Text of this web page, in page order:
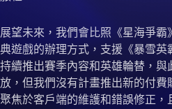
展望未來，我們會比照《星海爭
典遊戲的辦理方式，支援《暴雪
持續推出賽季內容和英雄輪替，與
放，但我們沒有計畫推出新的付
聚焦於客戶端的維護和錯誤修正